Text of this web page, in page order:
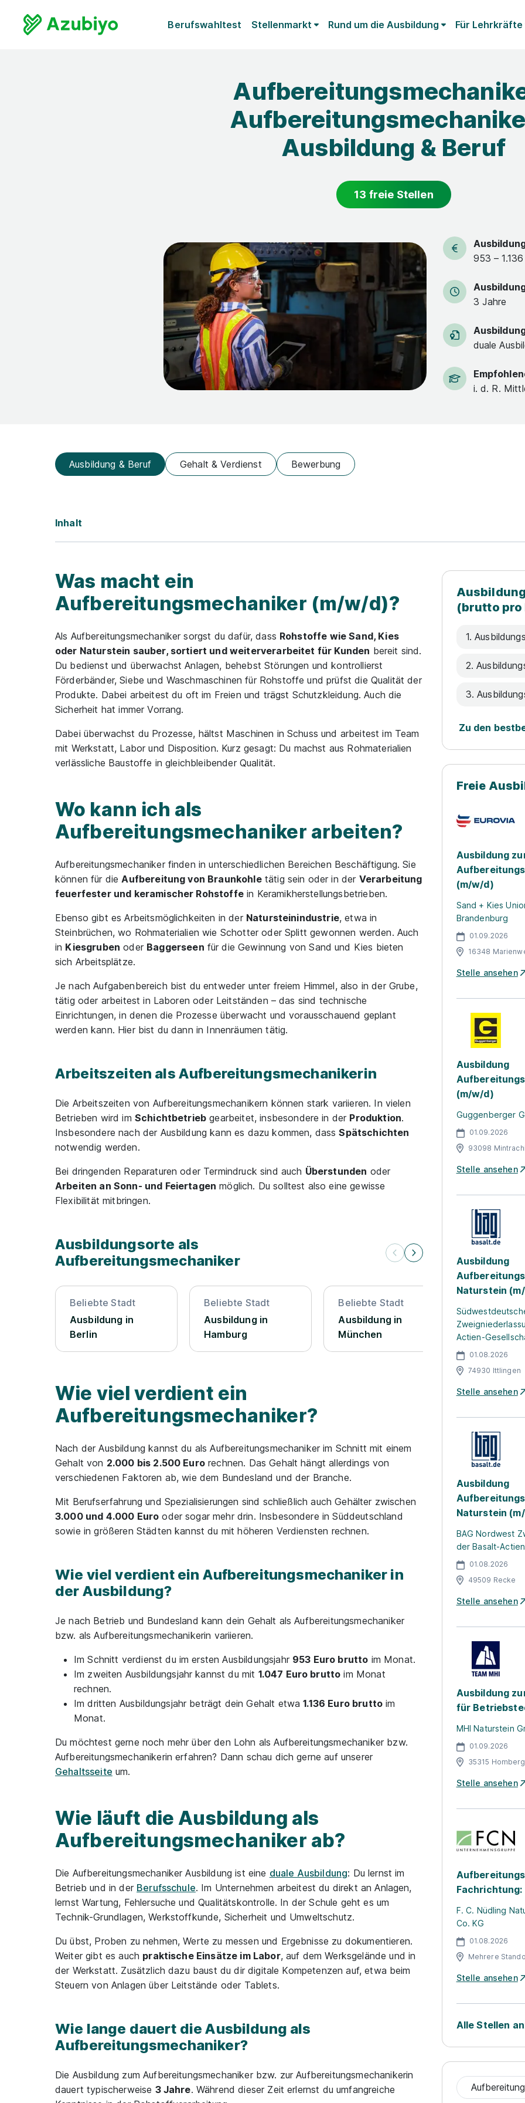
Berufswahltest Stellenmarkt Rund um die Ausbildung Für Lehrkräfte
Ausbildung & Beruf
13 freie Stellen
953 –
3 Jahre
duale
i. d. R.
Ausbildung & Beruf Gehalt & Verdienst
Bewerbung
Inhalt
Was macht ein
Aufbereitungsmechaniker (m/w/d)?
Als Aufbereitungsmechaniker sorgst du dafür, dass Rohstoffe wie Sand, Kies
oder Naturstein sauber, sortiert und weiterverarbeitet für Kunden bereit sind.
Du bedienst und überwachst Anlagen, behebst Störungen und kontrollierst
Förderbänder, Siebe und Waschmaschinen für Rohstoffe und prüfst die Qualität der
Produkte. Dabei arbeitest du oft im Freien und trägst Schutzkleidung. Auch die
Sicherheit hat immer Vorrang.
Dabei überwachst du Prozesse, hältst Maschinen in Schuss und arbeitest im Team
mit Werkstatt, Labor und Disposition. Kurz gesagt: Du machst aus Rohmaterialien
verlässliche Baustoffe in gleichbleibender Qualität.
Wo kann ich als
Aufbereitungsmechaniker arbeiten?
Aufbereitungsmechaniker finden in unterschiedlichen Bereichen Beschäftigung. Sie
können für dieAufbereitung von Braunkohletätig sein oder in der Verarbeitung
feuerfester und keramischer Rohstoffein Keramikherstellungsbetrieben.
Ebenso gibt es Arbeitsmöglichkeiten in der Natursteinindustrie, etwa in
Steinbrüchen, wo Rohmaterialien wie Schotter oder Splitt gewonnen werden. Auch
in Kiesgruben oder Baggerseen für die Gewinnung von Sand und Kies bieten
sich Arbeitsplätze.
Je nach Aufgabenbereich bist du entweder unter freiem Himmel, also in der Grube,
tätig oder arbeitest in Laboren oder Leitständen – das sind technische
Einrichtungen, in denen die Prozesse überwacht und vorausschauend geplant
werden kann. Hier bist du dann in Innenräumen tätig.
Arbeitszeiten als Aufbereitungsmechanikerin
Die Arbeitszeiten von Aufbereitungsmechanikern können stark variieren. In vielen
Betrieben wird im Schichtbetrieb gearbeitet, insbesondere in der Produktion.
Insbesondere nach der Ausbildung kann es dazu kommen, dassSpätschichten
notwendig werden.
Bei dringenden Reparaturen oder Termindruck sind auch Überstunden oder
Arbeiten an Sonn- und Feiertagen möglich. Du solltest also eine gewisse
Flexibilität mitbringen.
Ausbildungsorte als
Aufbereitungsmechaniker
Beliebte Stadt
Ausbildung in
Berlin
Beliebte Stadt
Ausbildung in
Hamburg
Beliebte Stadt
Ausbildung in
München
Wie viel verdient ein
Aufbereitungsmechaniker?
Nach der Ausbildung kannst du als Aufbereitungsmechaniker im Schnitt mit einem
Gehalt von 2.000 bis 2.500 Eurorechnen. Das Gehalt hängt allerdings von
verschiedenen Faktoren ab, wie dem Bundesland und der Branche.
Mit Berufserfahrung und Spezialisierungen sind schließlich auch Gehälter zwischen
3.000 und 4.000 Euro oder sogar mehr drin. Insbesondere in Süddeutschland
sowie in größeren Städten kannst du mit höheren Verdiensten rechnen.
Wie viel verdient ein Aufbereitungsmechaniker in
der Ausbildung?
Je nach Betrieb und Bundesland kann dein Gehalt als Aufbereitungsmechaniker
bzw. als Aufbereitungsmechanikerin variieren.
Im Schnitt verdienst du im ersten Ausbildungsjahr 953 Euro brutto im Monat.
Im zweiten Ausbildungsjahr kannst du mit 1.047 Euro brutto im Monat
rechnen.
Im dritten Ausbildungsjahr beträgt dein Gehalt etwa1.136 Euro brutto im
Monat.
Du möchtest gerne noch mehr über den Lohn als Aufbereitungsmechaniker bzw.
Aufbereitungsmechanikerin erfahren? Dann schau dich gerne auf unserer
Gehaltsseite um.
Wie läuft die Ausbildung als
Aufbereitungsmechaniker ab?
Die Aufbereitungsmechaniker Ausbildung ist eine duale Ausbildung: Du lernst im
Betrieb und in der Berufsschule. Im Unternehmen arbeitest du direkt an Anlagen,
lernst Wartung, Fehlersuche und Qualitätskontrolle. In der Schule geht es um
Technik-Grundlagen, Werkstoffkunde, Sicherheit und Umweltschutz.
Du übst, Proben zu nehmen, Werte zu messen und Ergebnisse zu dokumentieren.
Weiter gibt es auch praktische Einsätze im Labor, auf dem Werksgelände und in
der Werkstatt. Zusätzlich dazu baust du dir digitale Kompetenzen auf, etwa beim
Steuern von Anlagen über Leitstände oder Tablets.
Wie lange dauert die Ausbildung als
Aufbereitungsmechaniker?
Die Ausbildung zum Aufbereitungsmechaniker bzw. zur Aufbereitungsmechanikerin
dauert typischerweise 3 Jahre. Während dieser Zeit erlernst du umfangreiche
(brutto pro
1.
2.
3.
Zu den
Freie
Ausbildung
(m/w/d)
Sand + Kies
Brandenburg
01.09.2026
16348
Stelle ansehen
Ausbildung
(m/w/d)
Guggenberger
01.09.2026
93098
Stelle ansehen
Ausbildung
Naturstein
Actien-
01.08.2026
74930 Ittlingen
Stelle ansehen
Ausbildung
Naturstein
BAG Nordwest
der Basalt-
01.08.2026
49509 Recke
Stelle ansehen
Ausbildung
für
MHI Naturstein
01.09.2026
35315
Stelle ansehen
F. C. Nüdling
Co. KG
01.08.2026
Mehrere
Stelle ansehen
Alle Stellen